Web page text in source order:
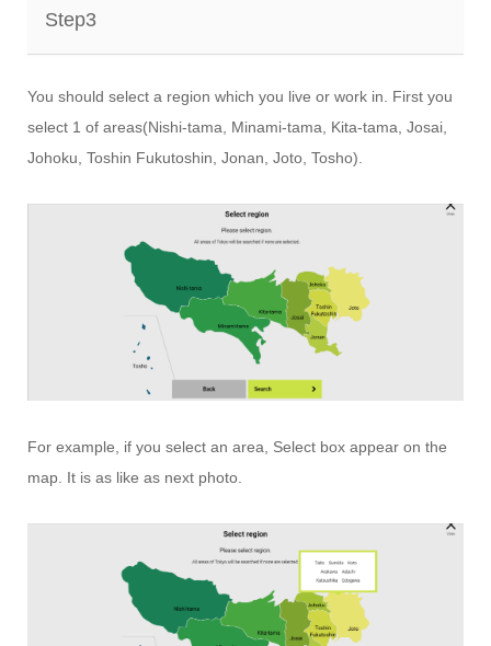
Step3
You should select a region which you live or work in. First you
select 1 of areas(Nishi-tama, Minami-tama, Kita-tama, Josai,
Johoku, Toshin Fukutoshin, Jonan, Joto, Tosho).
For example, if you select an area, Select box appear on the
map. It is as like as next photo.